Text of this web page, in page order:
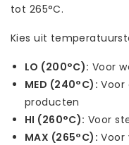
tot 265°C.
Kies uit
LO (200°C): Voor
MED (240°C): Voor
producten
HI (260°C): Voor
MAX (265°C): Voor